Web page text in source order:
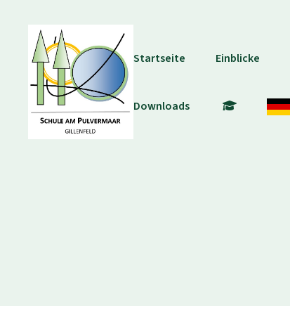
Startseite Einblicke
Downloads